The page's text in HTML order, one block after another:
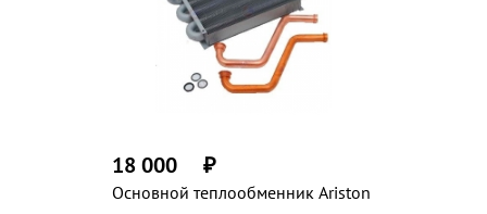
Основной теплообменник Ariston
18 000 ₽